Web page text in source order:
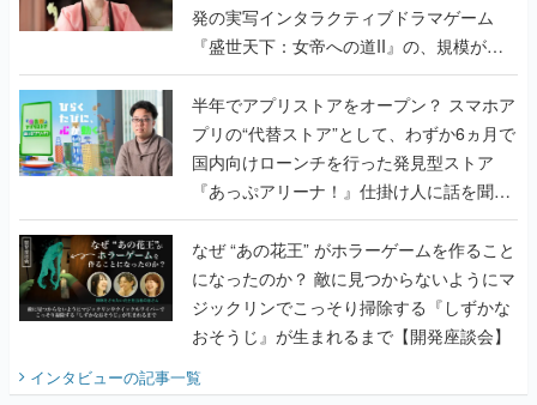
発の実写インタラクティブドラマゲーム
『盛世天下：女帝への道II』の、規模が違
うこだわりをプロデューサーに聞いた
半年でアプリストアをオープン？ スマホア
プリの“代替ストア”として、わずか6ヵ月で
国内向けローンチを行った発見型ストア
『あっぷアリーナ！』仕掛け人に話を聞い
てみた
なぜ “あの花王” がホラーゲームを作ること
になったのか？ 敵に見つからないようにマ
ジックリンでこっそり掃除する『しずかな
おそうじ』が生まれるまで【開発座談会】
インタビューの記事一覧